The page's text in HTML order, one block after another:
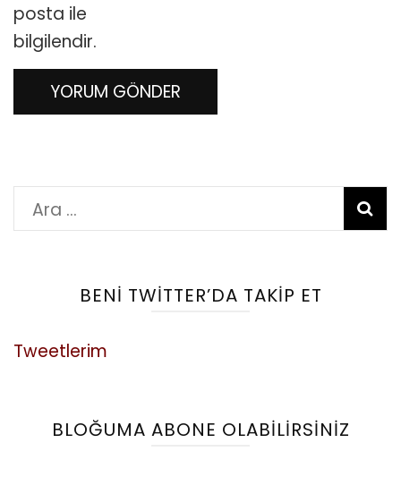
posta ile
bilgilendir.
Arama:
BENI TWITTER’DA TAKIP ET
Tweetlerim
BLOĞUMA ABONE OLABILIRSINIZ